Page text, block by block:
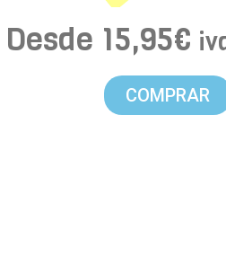
Desde 15,95€
COMPRAR